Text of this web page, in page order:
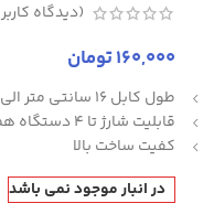
(دیدگاه کاربر
160,000تومان
طول کابل 16 سانتی متر الی 1 متر
قابلیت شارژ تا 4 دستگاه همزمان
کفیت ساخت بالا
در انبار موجود نمی باشد